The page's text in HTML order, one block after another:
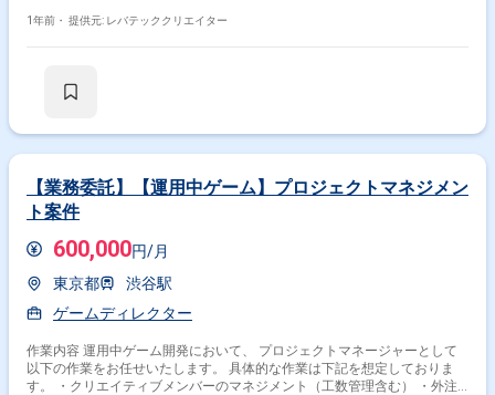
アートディレクション -クオリティチェック ・Photoshop、Illustrator
1年前・ 提供元: レバテッククリエイター
【業務委託】【運用中ゲーム】プロジェクトマネジメン
ト案件
600,000円/月
東京都
渋谷駅
ゲームディレクター
作業内容 運用中ゲーム開発において、 プロジェクトマネージャーとして
以下の作業をお任せいたします。 具体的な作業は下記を想定しておりま
す。 ・クリエイティブメンバーのマネジメント（工数管理含む） ・外注